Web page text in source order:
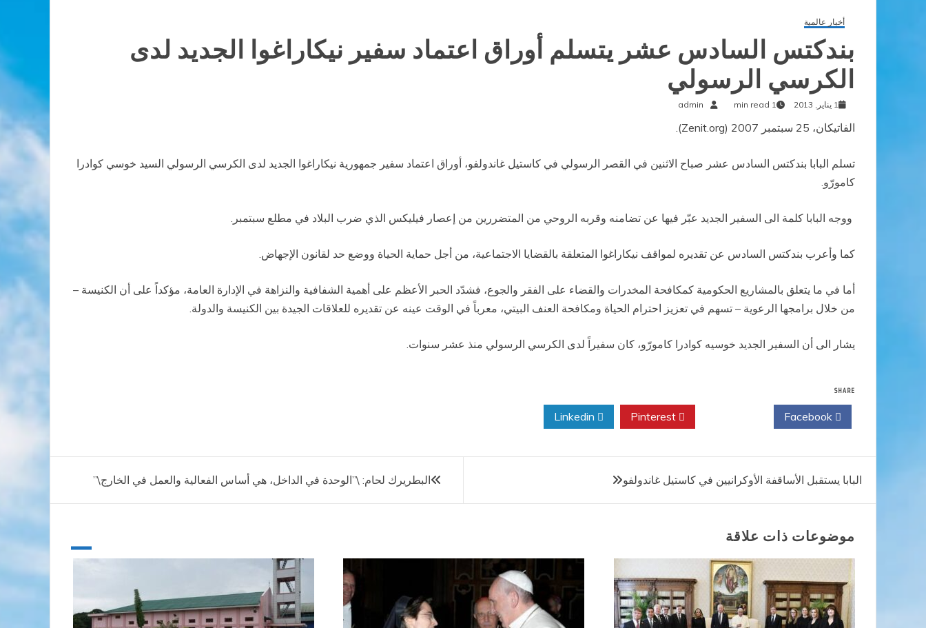
أخبار عالمية
بندكتس السادس عشر يتسلم أوراق اعتماد سفير نيكاراغوا الجديد لدى
الكرسي الرسولي
1 يناير, 2013 1 min read
admin
الفاتيكان، 25 سبتمبر 2007 (Zenit.org).
تسلم البابا بندكتس السادس عشر صباح الاثنين في القصر الرسولي في كاستيل غاندولفو، أوراق اعتماد سفير جمهورية نيكاراغوا الجديد لدى الكرسي الرسولي السيد خوسي كوادرا
كامورّو.
ووجه البابا كلمة الى السفير الجديد عبّر فيها عن تضامنه وقربه الروحي من المتضررين من إعصار فيليكس الذي ضرب البلاد في مطلع سبتمبر.
كما وأعرب بندكتس السادس عن تقديره لمواقف نيكاراغوا المتعلقة بالقضايا الاجتماعية، من أجل حماية الحياة ووضع حد لقانون الإجهاض.
أما في ما يتعلق بالمشاريع الحكومية كمكافحة المخدرات والقضاء على الفقر والجوع، فشدّد الحبر الأعظم على أهمية الشفافية والنزاهة في الإدارة العامة، مؤكداً على أن الكنيسة –
من خلال برامجها الرعوية – تسهم في تعزيز احترام الحياة ومكافحة العنف البيتي، معرباً في الوقت عينه عن تقديره للعلاقات الجيدة بين الكنيسة والدولة.
يشار الى أن السفير الجديد خوسيه كوادرا كامورّو، كان سفيراً لدى الكرسي الرسولي منذ عشر سنوات.
SHARE
تصفّح
المقالات
البطريرك لحام: \”الوحدة في الداخل، هي أساس الفعالية والعمل في الخارج\” البابا يستقبل الأساقفة الأوكرانيين في كاستيل غاندولفو
موضوعات ذات علاقة